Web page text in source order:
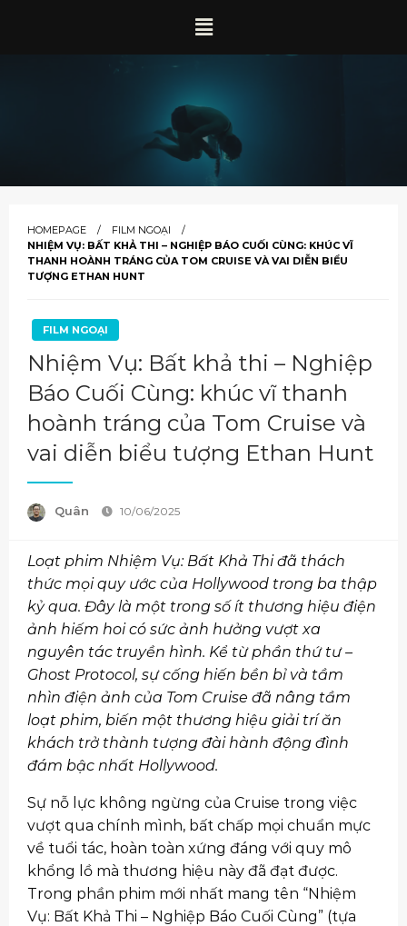
HOMEPAGE
FILM NGOẠI
NHIỆM VỤ: BẤT KHẢ THI – NGHIỆP BÁO CUỐI CÙNG: KHÚC VĨ
THANH HOÀNH TRÁNG CỦA TOM CRUISE VÀ VAI DIỄN BIỂU
TƯỢNG ETHAN HUNT
FILM NGOẠI
Nhiệm Vụ: Bất khả thi – Nghiệp
Báo Cuối Cùng: khúc vĩ thanh
hoành tráng của Tom Cruise và
vai diễn biểu tượng Ethan Hunt
Quân 10/06/2025
Loạt phim Nhiệm Vụ: Bất Khả Thi đã thách
thức mọi quy ước của Hollywood trong ba thập
kỷ qua. Đây là một trong số ít thương hiệu điện
ảnh hiếm hoi có sức ảnh hưởng vượt xa
nguyên tác truyền hình. Kể từ phần thứ tư –
Ghost Protocol, sự cống hiến bền bỉ và tầm
nhìn điện ảnh của Tom Cruise đã nâng tầm
loạt phim, biến một thương hiệu giải trí ăn
khách trở thành tượng đài hành động đình
đám bậc nhất Hollywood.
Sự nỗ lực không ngừng của Cruise trong việc
vượt qua chính mình, bất chấp mọi chuẩn mực
về tuổi tác, hoàn toàn xứng đáng với quy mô
khổng lồ mà thương hiệu này đã đạt được.
Trong phần phim mới nhất mang tên “Nhiệm
Vụ: Bất Khả Thi – Nghiệp Báo Cuối Cùng” (tựa